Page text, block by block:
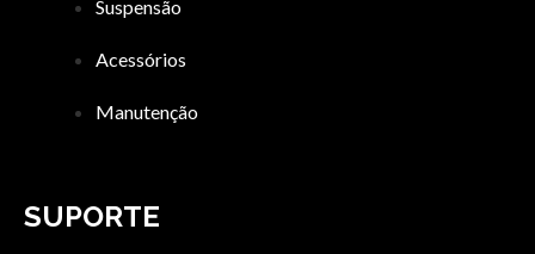
Suspensão
Acessórios
Manutenção
SUPORTE